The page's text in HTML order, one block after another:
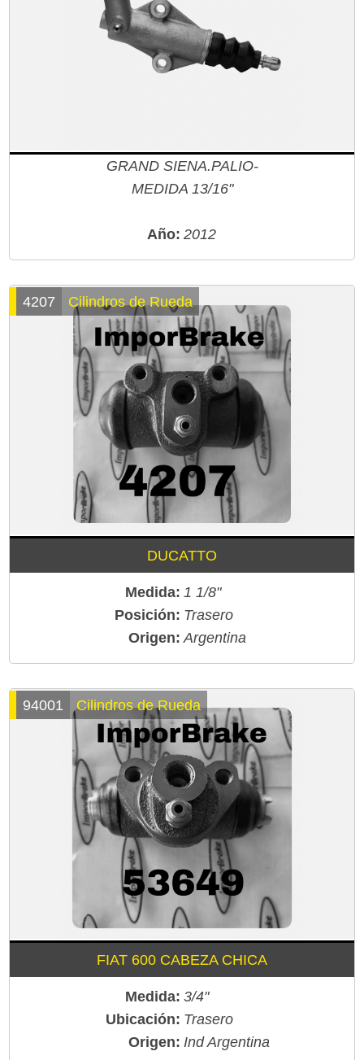
GRAND SIENA.PALIO-
MEDIDA 13/16"
Año: 2012
DUCATTO
Medida: 1 1/8"
Posición: Trasero
Origen: Argentina
4207 Cilindros de Rueda
FIAT 600 CABEZA CHICA
Medida: 3/4"
Ubicación: Trasero
Origen: Ind Argentina
94001 Cilindros de Rueda